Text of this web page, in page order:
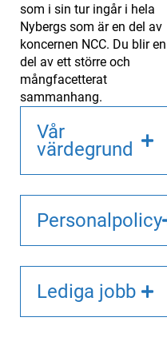
som i sin tur ingår i hela
Nybergs som är en del av
koncernen NCC. Du blir en
del av ett större och
mångfacetterat
sammanhang.
Vår
värdegrund
Personalpolicy
Lediga jobb